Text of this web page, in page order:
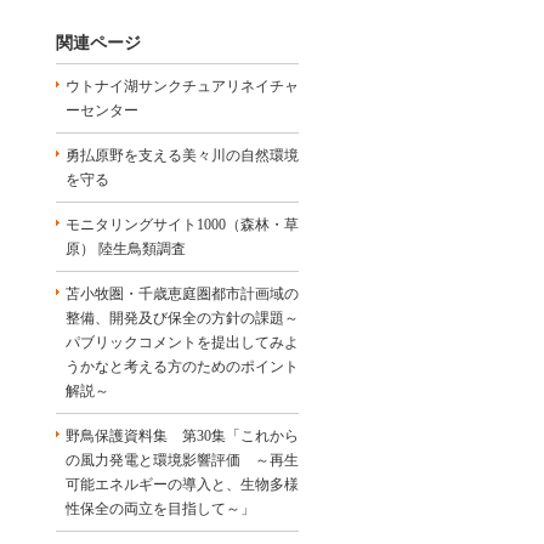
関連ページ
ウトナイ湖サンクチュアリネイチャ
ーセンター
勇払原野を支える美々川の自然環境
を守る
モニタリングサイト1000（森林・草
原） 陸生鳥類調査
苫小牧圏・千歳恵庭圏都市計画域の
整備、開発及び保全の方針の課題～
パブリックコメントを提出してみよ
うかなと考える方のためのポイント
解説～
野鳥保護資料集 第30集「これから
の風力発電と環境影響評価 ～再生
可能エネルギーの導入と、生物多様
性保全の両立を目指して～」